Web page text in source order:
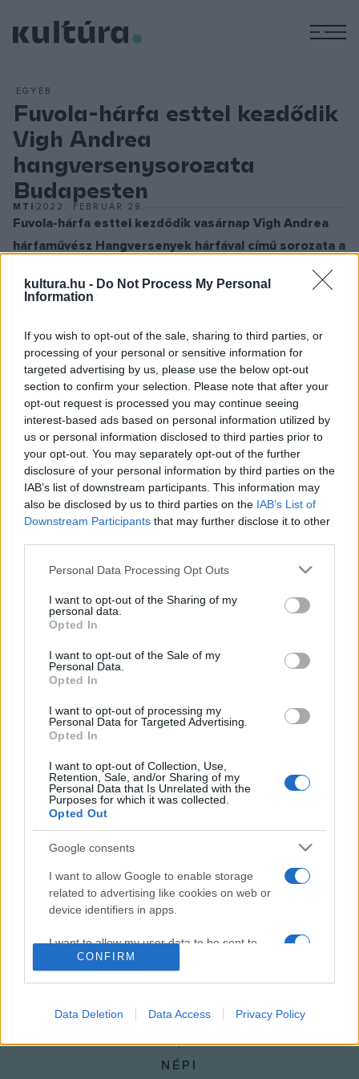
kultura.hu - Do Not Process My Personal
Information
If you wish to opt-out of the sale, sharing to third parties, or
processing of your personal or sensitive information for
targeted advertising by us, please use the below opt-out
section to confirm your selection. Please note that after your
opt-out request is processed you may continue seeing
interest-based ads based on personal information utilized by
us or personal information disclosed to third parties prior to
your opt-out. You may separately opt-out of the further
disclosure of your personal information by third parties on the
IAB’s list of downstream participants. This information may
also be disclosed by us to third parties on the IAB’s List of
Downstream Participants that may further disclose it to other
Please note that this website/app uses one or more Google
not limited to your visit or usage behaviour. You may click to
grant or deny consent to Google and its third-party tags to
use your data for below specified purposes in below Google
consent section.
Personal Data Processing Opt Outs
I want to opt-out of the Sharing of my
personal data.
Opted In
I want to opt-out of the Sale of my
Personal Data.
Opted In
I want to opt-out of processing my
Personal Data for Targeted Advertising.
Opted In
I want to opt-out of Collection, Use,
Retention, Sale, and/or Sharing of my
Personal Data that Is Unrelated with the
Purposes for which it was collected.
Opted Out
Google consents
I want to allow Google to enable storage
related to advertising like cookies on web or
device identifiers in apps.
I want to allow my user data to be sent to
Google for online advertising purposes.
personalized advertising.
I want to allow Google to enable storage
related to analytics like cookies on web or
CONFIRM
Data Deletion Data Access Privacy Policy
EGYÉB
Fuvola-hárfa esttel kezdődik
Vigh Andrea
hangversenysorozata
Budapesten
MTI 2022. FEBRUÁR 28.
Fuvola-hárfa esttel kezdődik vasárnap Vigh Andrea
hárfaművész Hangversenyek hárfával című sorozata a
Az első hangversenyen Drahos Béla fuvolaművésszel lép fel
Paganini, Debussy és Ravel művei szólalnak meg.
A koncert délelőttjén, 11 órakor a fuvolával ismerkedhetnek
meg a gyerekek és kísérőik aHangszerek Világa
elnevezésű sorozaton. A délelőtti koncertre a belépés
díjtalan, de regisztrálni kell azmvmkoncertek@gmail.com
mail-címen, amelyen a sorozatra bérletek is rendelhetők.
A sorozat április 24-én kéthárfás esttel folytatódik Farkas
A 3 hangversenyből álló sorozatot az MVM Koncertek
részeként hallhatja a közönség a Festetics Palota
Tükörtermében.
FESTETICS PALOTA PROGRAM VIGH ANDREA
NÉPI